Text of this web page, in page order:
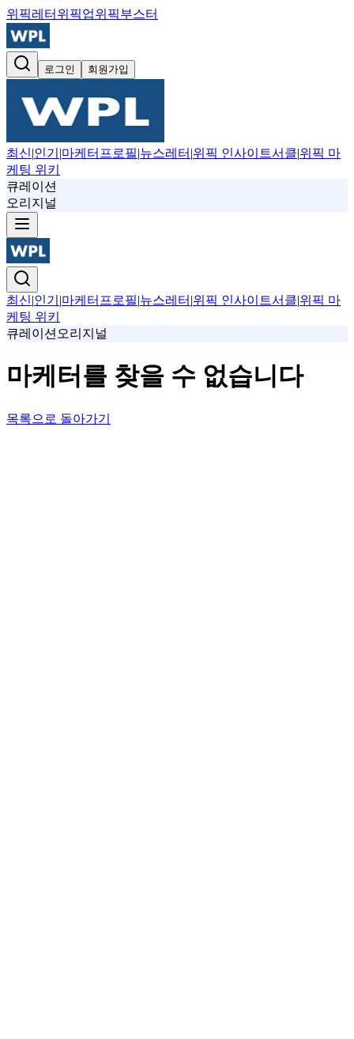
위픽레터 위픽업위픽부스터
로그인 회원가입
최신|인기 |마케터프로필|뉴스레터 |위픽 인사이트서클|위픽 마
케팅 위키
큐레이션
오리지널
최신|인기 |마케터프로필|뉴스레터 |위픽 인사이트서클|위픽 마
케팅 위키
큐레이션 오리지널
마케터를 찾을 수 없습니다
목록으로 돌아가기